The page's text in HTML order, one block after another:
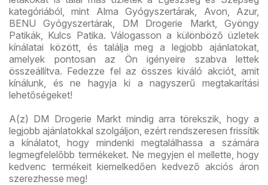
kategóriából, mint Alma Gyógyszertárak, Avon, Azur,
BENU Gyógyszertárak, DM Drogerie Markt, Gyöngy
Patikák, Kulcs Patika. Válogasson a különböző üzletek
kínálatai között, és találja meg a legjobb ajánlatokat,
amelyek pontosan az Ön igényeire szabva lettek
összeállítva. Fedezze fel az összes kiváló akciót, amit
kínálunk, és ne hagyja ki a nagyszerű megtakarítási
lehetőségeket!
A(z) DM Drogerie Markt mindig arra törekszik, hogy a
legjobb ajánlatokkal szolgáljon, ezért rendszeresen frissítik
a kínálatot, hogy mindenki megtalálhassa a számára
legmegfelelőbb termékeket. Ne megyjen el mellette, hogy
kedvenc termékeit kiemelkedően kedvező akciós áron
szerezhesse meg!